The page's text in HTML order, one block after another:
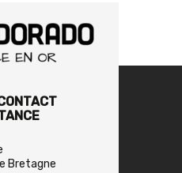
Bretagne